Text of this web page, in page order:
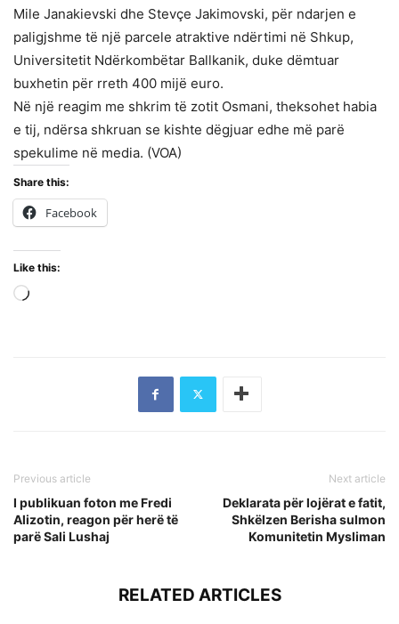
Mile Janakievski dhe Stevçe Jakimovski, për ndarjen e
paligjshme të një parcele atraktive ndërtimi në Shkup,
Universitetit Ndërkombëtar Ballkanik, duke dëmtuar
buxhetin për rreth 400 mijë euro.
Në një reagim me shkrim të zotit Osmani, theksohet habia
e tij, ndërsa shkruan se kishte dëgjuar edhe më parë
spekulime në media. (VOA)
Share this:
Facebook
Like this:
Previous article
I publikuan foton me Fredi
Alizotin, reagon për herë të
parë Sali Lushaj
Next article
Deklarata për lojërat e fatit,
Shkëlzen Berisha sulmon
Komunitetin Mysliman
RELATED ARTICLES